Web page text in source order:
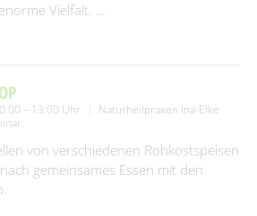
Vielfalt. …
– 13:00 Uhr
Naturheilpraxen Ina-Elke
von verschiedenen Rohkostspeisen
gemeinsames Essen mit den